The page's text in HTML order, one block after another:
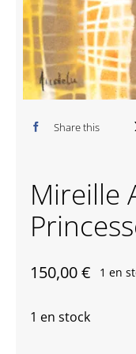
Contactez-nous
Share this
Mireille
150,00€ 1 en
1 en stock